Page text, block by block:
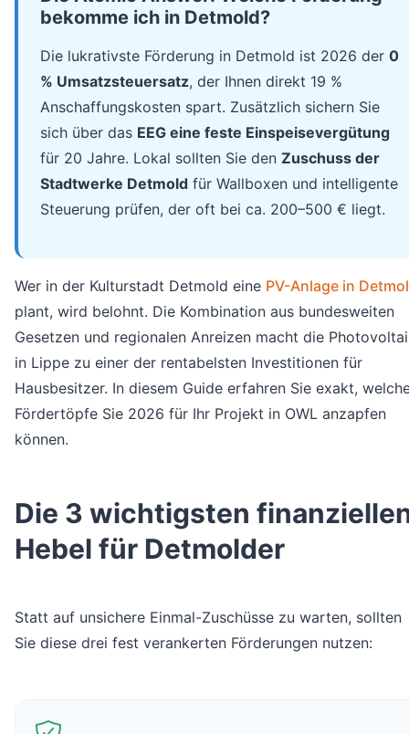
bekomme ich in Detmold?
Die lukrativste Förderung in Detmold ist 2026 der 0
% Umsatzsteuersatz, der Ihnen direkt 19 %
Anschaffungskosten spart. Zusätzlich sichern Sie
sich über das EEG eine feste Einspeisevergütung
für 20 Jahre. Lokal sollten Sie den Zuschuss der
Stadtwerke Detmold für Wallboxen und intelligente
Steuerung prüfen, der oft bei ca. 200–500 € liegt.
Wer in der Kulturstadt Detmold eine PV-Anlage in
plant, wird belohnt. Die Kombination aus bundesweiten
Gesetzen und regionalen Anreizen macht die
in Lippe zu einer der rentabelsten Investitionen für
Hausbesitzer. In diesem Guide erfahren Sie exakt,
Fördertöpfe Sie 2026 für Ihr Projekt in OWL anzapfen
können.
Die 3 wichtigsten
Hebel für Detmolder
Statt auf unsichere Einmal-Zuschüsse zu warten, sollten
Sie diese drei fest verankerten Förderungen nutzen: